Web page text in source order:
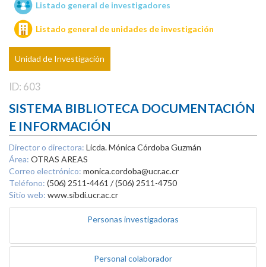
Unidades de investigación
Listado general de investigadores
Listado general de unidades de investigación
Unidad de Investigación
ID: 603
SISTEMA BIBLIOTECA DOCUMENTACIÓN
E INFORMACIÓN
Director o directora: Licda. Mónica Córdoba Guzmán
Área: OTRAS AREAS
Correo electrónico: monica.cordoba@ucr.ac.cr
Teléfono: (506) 2511-4461 / (506) 2511-4750
Sitio web: www.sibdi.ucr.ac.cr
Personas investigadoras
Personal colaborador